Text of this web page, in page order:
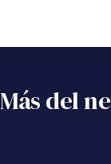
Más del